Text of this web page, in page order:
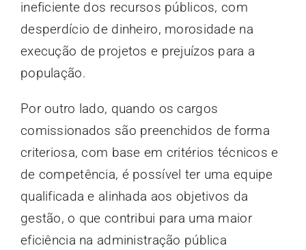
ineficiente dos recursos públicos, com
desperdício de dinheiro, morosidade na
execução de projetos e prejuízos para a
população.
Por outro lado, quando os cargos
comissionados são preenchidos de forma
criteriosa, com base em critérios técnicos e
de competência, é possível ter uma equipe
qualificada e alinhada aos objetivos da
gestão, o que contribui para uma maior
eficiência na administração pública